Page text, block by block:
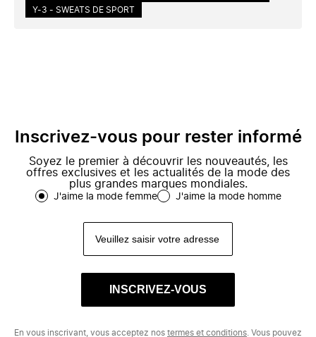
Y-3 - SWEATS DE SPORT
Inscrivez-vous pour rester informé
Soyez le premier à découvrir les nouveautés, les
offres exclusives et les actualités de la mode des
plus grandes marques mondiales.
J'aime la mode femme J'aime la mode homme
INSCRIVEZ-VOUS
En vous inscrivant, vous acceptez nos termes et conditions . Vous pouvez